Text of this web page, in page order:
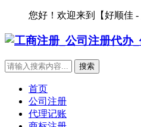
您好！欢迎来到【好顺佳
首页
公司注册
代理记账